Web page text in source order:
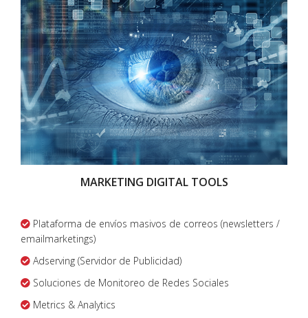
MARKETING DIGITAL TOOLS
Plataforma de envíos masivos de correos (newsletters /
emailmarketings)
Adserving (Servidor de Publicidad)
Soluciones de Monitoreo de Redes Sociales
Metrics & Analytics